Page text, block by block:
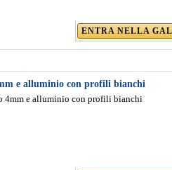
ENTRA NELLA
e alluminio con profili bianchi
4mm e alluminio con profili bianchi